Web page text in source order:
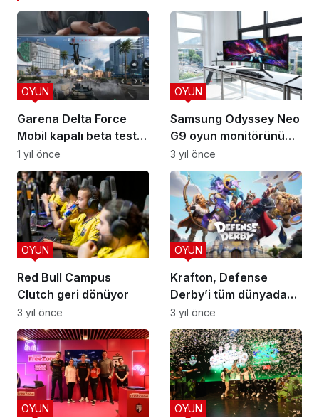
Garena Delta Force
Mobil kapalı beta testi
başlıyor
OYUN
1 yıl önce
Samsung Odyssey Neo
G9 oyun monitörünü
tanıttı
OYUN
3 yıl önce
Red Bull Campus
Clutch geri dönüyor
OYUN
3 yıl önce
Krafton, Defense
Derby’i tüm dünyada
yayınladı
OYUN
3 yıl önce
OYUN OYUN